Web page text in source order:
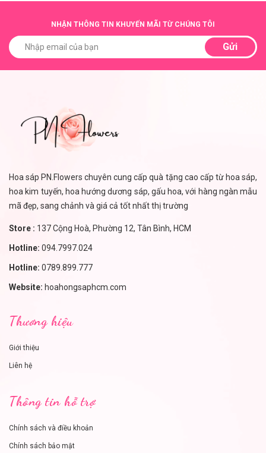
NHẬN THÔNG TIN KHUYẾN MÃI TỪ CHÚNG TÔI
Gửi
Hoa sáp PN.Flowers chuyên cung cấp quà tặng cao cấp từ hoa sáp,
hoa kim tuyến, hoa hướng dương sáp, gấu hoa, với hàng ngàn mẫu
mã đẹp, sang chảnh và giá cả tốt nhất thị trường
Store : 137 Cộng Hoà, Phường 12, Tân Bình, HCM
Hotline: 094.7997.024
Hotline: 0789.899.777
Website: hoahongsaphcm.com
Thương hiệu
Giới thiệu
Liên hệ
Thông tin hỗ trợ
Chính sách và điều khoản
Chính sách bảo mật